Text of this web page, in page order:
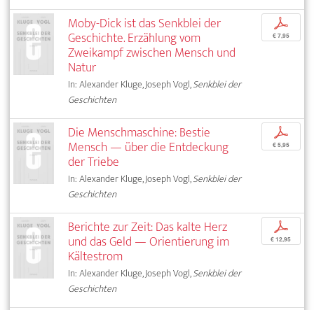
Moby-Dick ist das Senkblei der
Geschichte. Erzählung vom
Zweikampf zwischen Mensch und
Natur
In: Alexander Kluge, Joseph Vogl,Senkblei der
Geschichten
p
€ 7,95
Die Menschmaschine: Bestie
Mensch — über die Entdeckung
der Triebe
In: Alexander Kluge, Joseph Vogl,Senkblei der
Geschichten
p
€ 5,95
Berichte zur Zeit: Das kalte Herz
und das Geld — Orientierung im
Kältestrom
In: Alexander Kluge, Joseph Vogl,Senkblei der
Geschichten
p
€ 12,95